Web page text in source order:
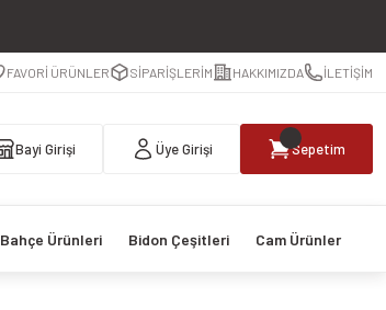
FAVORİ ÜRÜNLER SİPARİŞLERİM HAKKIMIZDA İLETİŞİM
Bayi Girişi Üye Girişi Sepetim
Bahçe Ürünleri Bidon Çeşitleri Cam Ürünler